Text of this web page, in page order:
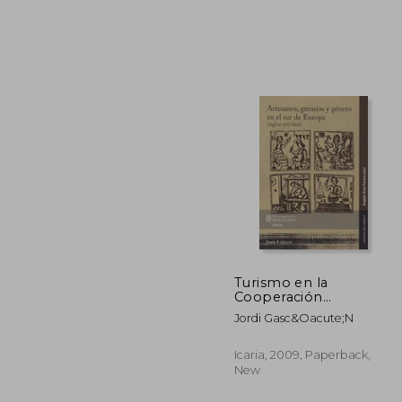
Turismo en la
Cooperación
Internacional. De las
Brigadas
Turismo Solidario, el
(in Spanish)
Jordi Gasc&Oacute;N
Icaria, 2009, Paperback,
New